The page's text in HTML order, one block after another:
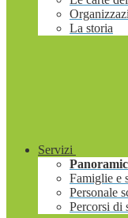
La storia
Servizi
Famiglie e
Personale
Percorsi di